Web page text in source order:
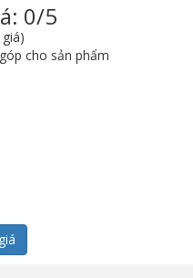
0/5
cho sản phẩm